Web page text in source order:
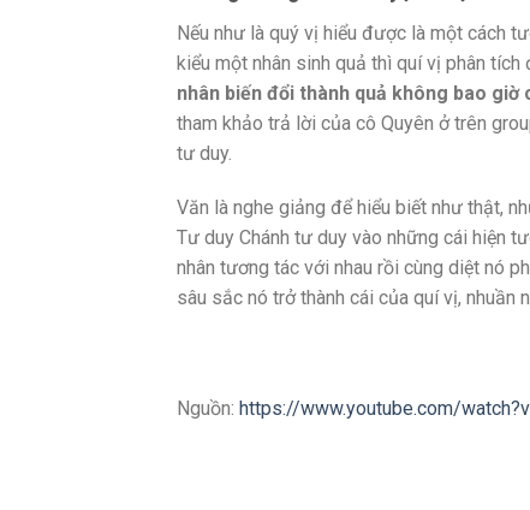
Nếu như là quý vị hiểu được là một cách
kiểu một nhân sinh quả thì quí vị phân
nhân biến đổi thành quả không bao giờ
tham khảo trả lời của cô Quyên ở trên
tư duy.
Văn là nghe giảng để hiểu biết như thật,
Tư duy Chánh tư duy vào những cái hiện
nhân tương tác với nhau rồi cùng diệt nó
sâu sắc nó trở thành cái của quí vị, nhuần
Nguồn: https://www.youtube.com/